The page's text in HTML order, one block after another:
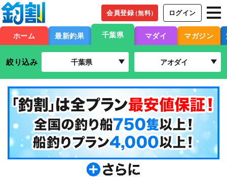
会員登録（無料） ログイン
ホーム 最新釣果 千葉県 マダイ マガジン
絞り込み 千葉県 アオダイ